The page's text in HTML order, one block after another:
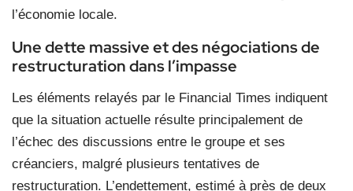
l’économie locale.
Une dette massive et des négociations de
restructuration dans l’impasse
Les éléments relayés par le Financial Times indiquent
que la situation actuelle résulte principalement de
l’échec des discussions entre le groupe et ses
créanciers, malgré plusieurs tentatives de
restructuration. L’endettement, estimé à près de deux